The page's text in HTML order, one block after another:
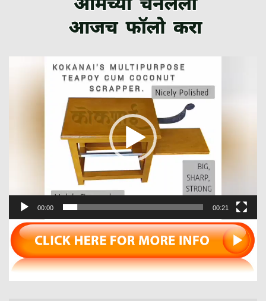
00:00 00:21